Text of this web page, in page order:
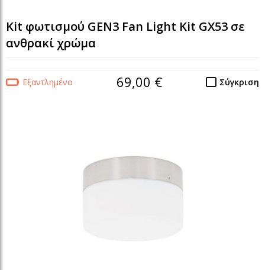
Kit φωτισμού GEN3 Fan Light Kit GX53 σε
ανθρακί χρώμα
Εξαντλημένο Σύγκριση
69,00 €